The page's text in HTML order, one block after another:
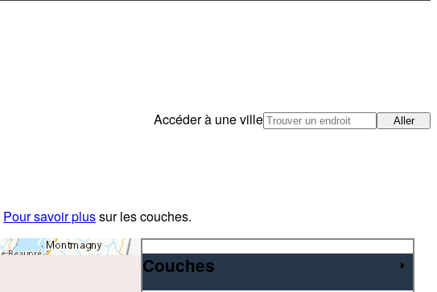
Accéder à une ville
Aller
Pour savoir plussur les couches.
Couches Couches